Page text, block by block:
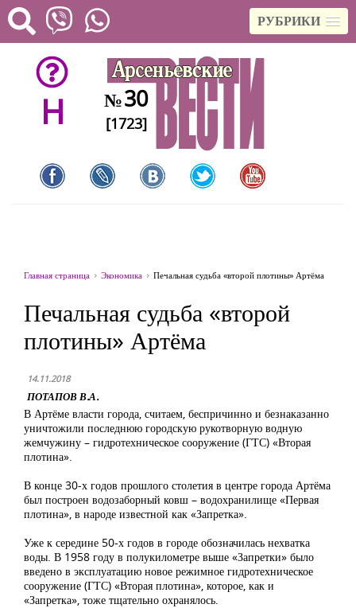
РУБРИКИ
H №30
[1723]
Главная страница Экономика Печальная судьба «второй плотины» Артёма
Печальная судьба «второй
плотины» Артёма
14.11.2018
ПОТАПОВ В.А.
В Артёме власти города, считаем, беспричинно и безнаказанно
уничтожили последнюю городскую рукотворную водную
жемчужину – гидротехническое сооружение (ГТС) «Вторая
плотина».
В конце 30-х годов прошлого столетия в центре города Артёма
был построен водозаборный ковш – водохранилище «Первая
плотина», в народе известной как «Запретка».
Уже к середине 50-х годов в городе обозначилась нехватка
воды. В 1958 году в полукилометре выше «Запретки» было
введено в эксплуатацию новое режимное гидротехническое
сооружение (ГТС) «Вторая плотина», которое, как и
«Запретка», тоже тщательно охранялось.